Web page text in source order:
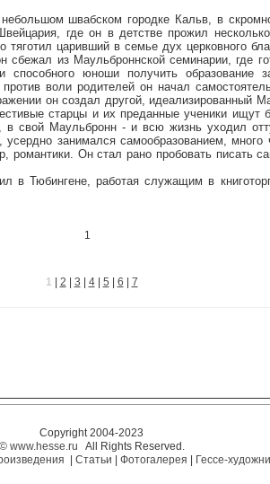
швабском городке Кальв, в
где он в детстве прожил
царивший в семье дух церковного
сбежал из Маульброннской семинарии, где
способного юноши получить образование
воли родителей он начал
он создал другой, идеализированный
старцы и их преданные ученики
в свой Маульбронн - и всю жизнь уходил
усердно занимался самообразованием,
Он стал рано пробовать писать
работая служащим в
1
1 2 3 4| 5 6 7
Copyright 2004-2023
© www.hesse.ru
All Rights Reserved.
Статьи Фотогалерея Гессе-